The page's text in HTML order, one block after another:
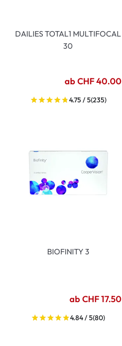
DAILIES TOTAL1 MULTIFOCAL
30
ab CHF 40.00
4.75 / 5(235)
BIOFINITY 3
ab CHF 17.50
4.84 / 5(80)